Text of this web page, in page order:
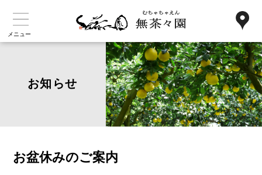
メニュー
お知らせ
お盆休みのご案内